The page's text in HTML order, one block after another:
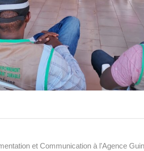
et Communication à l'Agence